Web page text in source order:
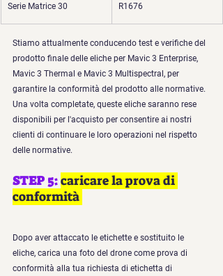
Serie Matrice 30 R1676
Stiamo attualmente conducendo test e verifiche del
prodotto finale delle eliche per Mavic 3 Enterprise,
Mavic 3 Thermal e Mavic 3 Multispectral, per
garantire la conformità del prodotto alle normative.
Una volta completate, queste eliche saranno rese
disponibili per l'acquisto per consentire ai nostri
clienti di continuare le loro operazioni nel rispetto
delle normative.
STEP 5: caricare la prova di
conformità
Dopo aver attaccato le etichette e sostituito le
eliche, carica una foto del drone come prova di
conformità alla tua richiesta di etichetta di